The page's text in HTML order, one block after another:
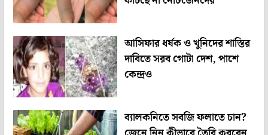
আসিফার ধর্ষক ও খুনিদের শাস্তির
দাবিতে সরব গোটা দেশ, পাশে
কেন্দ্রও
ব্যালকনিতে সবজি ফলাতে চান?